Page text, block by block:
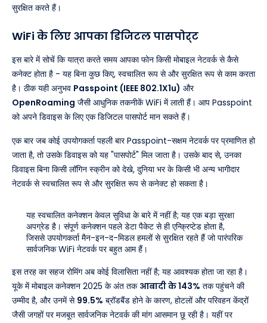
सुरक्षित करते हैं।
WiFi के लिए आपका डिजिटल पासपोर्ट
इस बारे में सोचें कि यात्रा करते समय आपका फोन किसी मोबाइल नेटवर्क से कैसे
कनेक्ट होता है - यह बिना कुछ किए, स्वचालित रूप से और सुरक्षित रूप से काम करता
है। ठीक यही अनुभव Passpoint (IEEE 802.1X1u) और
OpenRoaming जैसी आधुनिक तकनीकें WiFi में लाती हैं। आप Passpoint
को अपने डिवाइस के लिए एक डिजिटल पासपोर्ट मान सकते हैं।
एक बार जब कोई उपयोगकर्ता पहली बार Passpoint-सक्षम नेटवर्क पर प्रमाणित हो
जाता है, तो उसके डिवाइस को यह "पासपोर्ट" मिल जाता है। उसके बाद से, उनका
डिवाइस बिना किसी लॉगिन स्क्रीन को देखे, दुनिया भर के किसी भी अन्य भागीदार
नेटवर्क से स्वचालित रूप से और सुरक्षित रूप से कनेक्ट हो सकता है।
यह स्वचालित कनेक्शन केवल सुविधा के बारे में नहीं है; यह एक बड़ा सुरक्षा
अपग्रेड है। संपूर्ण कनेक्शन पहले डेटा पैकेट से ही एन्क्रिप्टेड होता है,
जिससे उपयोगकर्ता मैन-इन-द-मिडल हमलों से सुरक्षित रहते हैं जो पारंपरिक
सार्वजनिक WiFi नेटवर्क पर बहुत आम हैं।
इस तरह का सहज रोमिंग अब कोई विलासिता नहीं है; यह आवश्यक होता जा रहा है।
यूके में मोबाइल कनेक्शन 2025 के अंत तक आबादी के 143% तक पहुंचने की
उम्मीद है, और उनमें से 99.5% ब्रॉडबैंड होने के कारण, होटलों और परिवहन केंद्रों
जैसी जगहों पर मजबूत सार्वजनिक नेटवर्क की मांग आसमान छू रही है। यहीं पर